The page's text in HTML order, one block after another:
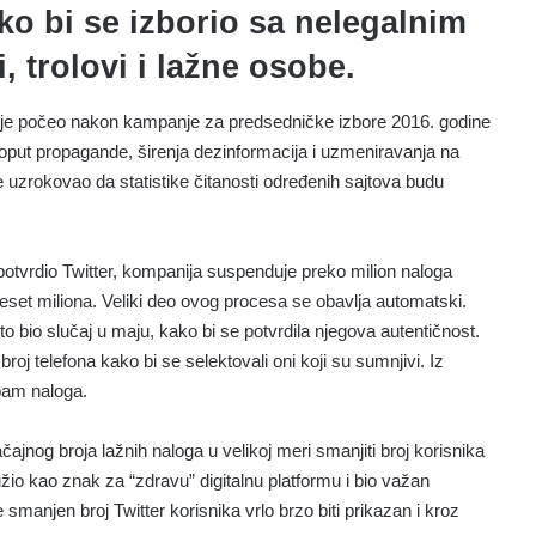
bi se izborio sa nelegalnim
trolovi i lažne osobe.
počeo nakon kampanje za predsedničke izbore 2016. godine
propagande, širenja dezinformacija i uzmeniravanja na
da statistike čitanosti određenih sajtova budu
Twitter, kompanija suspenduje preko milion naloga
miliona. Veliki deo ovog procesa se obavlja automatski.
bio slučaj u maju, kako bi se potvrdila njegova autentičnost.
telefona kako bi se selektovali oni koji su sumnjivi. Iz
naloga.
broja lažnih naloga u velikoj meri smanjiti broj korisnika
kao znak za “zdravu” digitalnu platformu i bio važan
broj Twitter korisnika vrlo brzo biti prikazan i kroz